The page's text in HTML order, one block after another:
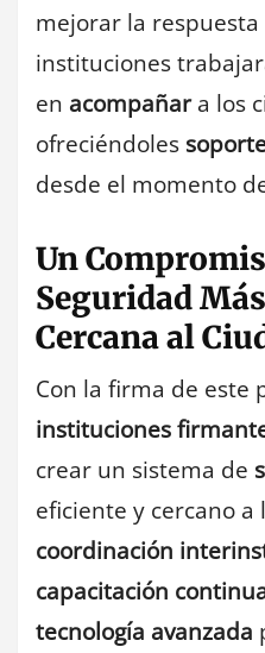
mejorar la
instituciones
en acompañara los
ofreciéndoles
desde el momento
Un
Seguridad
Cercana al
Con la firma de este
instituciones
crear un sistema de
eficiente y cercano a
coordinación
capacitación
tecnología avanzada